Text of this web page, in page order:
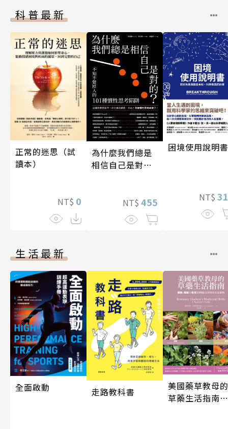
科普最新
正常的迷思（試
讀本）
NT$ 0
為什麼我們總是
相信自己是對
NT$ 455
困境使用說明書
NT$
生活最新
全面啟動 走路教科書
美國藥草教母的
草藥生活指南